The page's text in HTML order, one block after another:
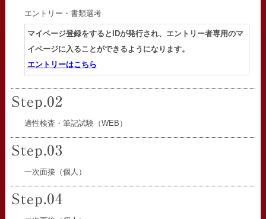
エントリー・書類選考
マイページ登録をするとIDが発行され、エントリー者専用のマ
イページに入ることができるようになります。
エントリーはこちら
適性検査・筆記試験（WEB）
一次面接（個人）